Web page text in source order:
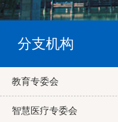
分支机构
教育专委会
智慧医疗专委会